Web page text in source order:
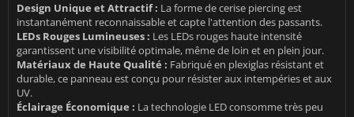
Design Unique et Attractif : La forme de cerise piercing est
instantanément reconnaissable et capte l'attention des passants.
LEDs Rouges Lumineuses : Les LEDs rouges haute intensité
garantissent une visibilité optimale, même de loin et en plein jour.
Matériaux de Haute Qualité : Fabriqué en plexiglas résistant et
durable, ce panneau est conçu pour résister aux intempéries et aux
UV.
Éclairage Économique : La technologie LED consomme très peu